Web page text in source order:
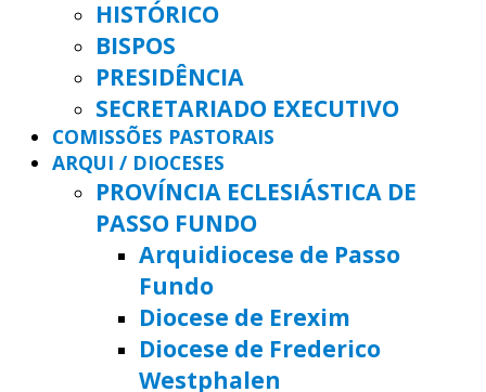
HISTÓRICO
BISPOS
PRESIDÊNCIA
SECRETARIADO EXECUTIVO
COMISSÕES PASTORAIS
ARQUI / DIOCESES
PROVÍNCIA ECLESIÁSTICA DE
PASSO FUNDO
Arquidiocese de Passo
Fundo
Diocese de Erexim
Diocese de Frederico
Westphalen